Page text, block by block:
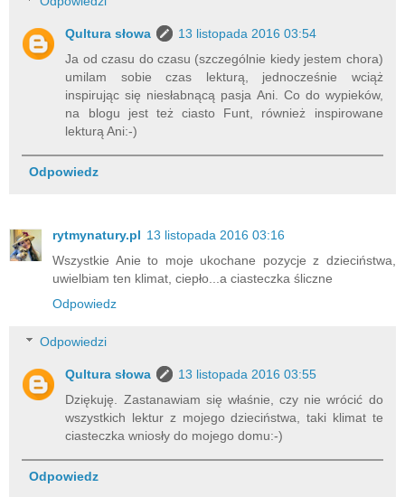
Qultura słowa
13 listopada 2016 03:54
Ja od czasu do czasu (szczególnie kiedy jestem chora)
umilam sobie czas lekturą, jednocześnie wciąż
inspirując się niesłabnącą pasja Ani. Co do wypieków,
na blogu jest też ciasto Funt, również inspirowane
lekturą Ani:-)
Odpowiedz
rytmynatury.pl 13 listopada 2016 03:16
Wszystkie Anie to moje ukochane pozycje z dzieciństwa,
uwielbiam ten klimat, ciepło...a ciasteczka śliczne
Odpowiedz
Odpowiedzi
Qultura słowa
13 listopada 2016 03:55
Dziękuję. Zastanawiam się właśnie, czy nie wrócić do
wszystkich lektur z mojego dzieciństwa, taki klimat te
ciasteczka wniosły do mojego domu:-)
Odpowiedz